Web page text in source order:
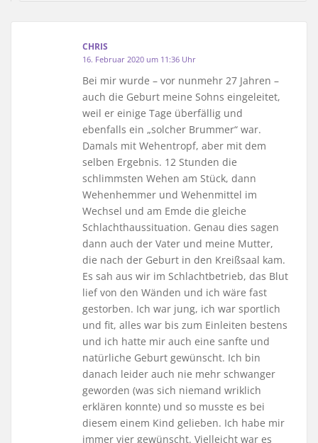
CHRIS
16. Februar 2020 um 11:36 Uhr
Bei mir wurde – vor nunmehr 27 Jahren –
auch die Geburt meine Sohns eingeleitet,
weil er einige Tage überfällig und
ebenfalls ein „solcher Brummer“ war.
Damals mit Wehentropf, aber mit dem
selben Ergebnis. 12 Stunden die
schlimmsten Wehen am Stück, dann
Wehenhemmer und Wehenmittel im
Wechsel und am Emde die gleiche
Schlachthaussituation. Genau dies sagen
dann auch der Vater und meine Mutter,
die nach der Geburt in den Kreißsaal kam.
Es sah aus wir im Schlachtbetrieb, das Blut
lief von den Wänden und ich wäre fast
gestorben. Ich war jung, ich war sportlich
und fit, alles war bis zum Einleiten bestens
und ich hatte mir auch eine sanfte und
natürliche Geburt gewünscht. Ich bin
danach leider auch nie mehr schwanger
geworden (was sich niemand wriklich
erklären konnte) und so musste es bei
diesem einem Kind gelieben. Ich habe mir
immer vier gewünscht. Vielleicht war es